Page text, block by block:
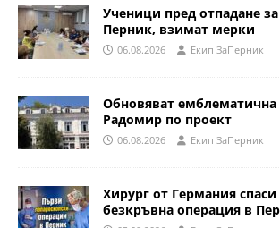
Ученици пред отпадане
Перник, взимат мерки
06.08.2026 Eкип ЗаПерник
Обновяват емблематична
Радомир по проект
06.08.2026 Eкип ЗаПерник
Хирург от Германия спаси
безкръвна операция в